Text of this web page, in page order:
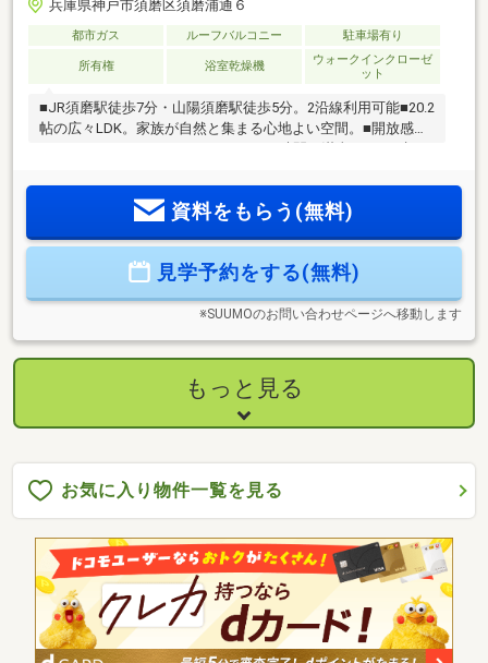
兵庫県神戸市須磨区須磨浦通６
都市ガス ルーフバルコニー 駐車場有り
所有権 浴室乾燥機
ウォークインクローゼ
ット
■JR須磨駅徒歩7分・山陽須磨駅徒歩5分。2沿線利用可能■20.2
帖の広々LDK。家族が自然と集まる心地よい空間。■開放感あ
るルーフバルコニーで、BBQやおうち時間を満喫。■ZEH水
自宅でされたい方にもおすすめ■駐車並列2台可能■西須磨小学
校・鷹取中学校TVCMで話題！あのReFaの家中まるごとファ
こだわりたい。でも価格は抑えたい。そんな理想を叶えるの
が「俺と私のLocoHouse」。注文住宅レベルのデザインと性
資料をもらう(無料)
見学予約をする(無料)
※SUUMOのお問い合わせページへ移動します
もっと見る
お気に入り物件一覧を見る